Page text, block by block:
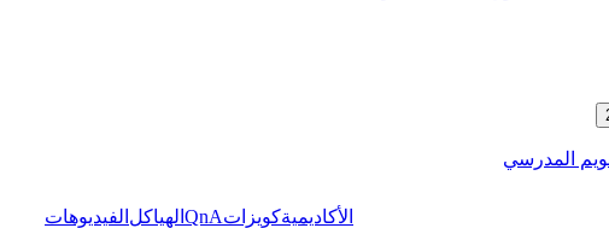
المدرسي
الأكاديميةكويزاتQnA الهياكل الفيديوهات